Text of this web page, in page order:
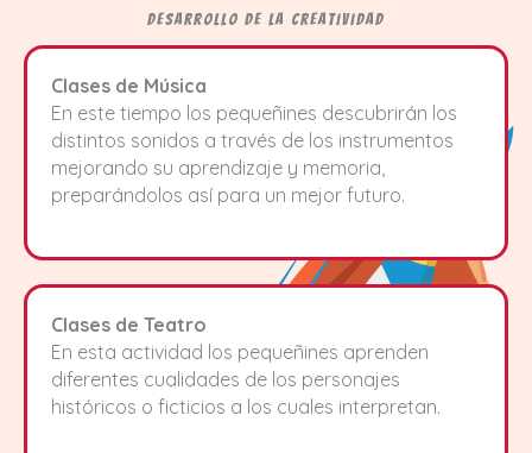
Desarrollo de la Creatividad
Clases de Música
En este tiempo los pequeñines descubrirán los
distintos sonidos a través de los instrumentos
mejorando su aprendizaje y memoria,
preparándolos así para un mejor futuro.
Clases de Teatro
En esta actividad los pequeñines aprenden
diferentes cualidades de los personajes
históricos o ficticios a los cuales interpretan.